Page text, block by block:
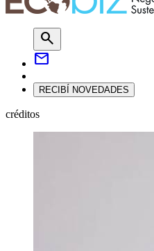
search
mail
RECIBÍ NOVEDADES
créditos